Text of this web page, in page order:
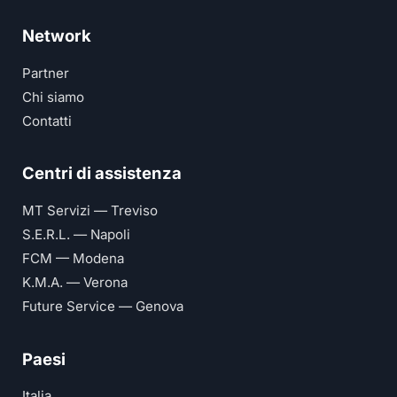
Network
Partner
Chi siamo
Contatti
Centri di assistenza
MT Servizi — Treviso
S.E.R.L. — Napoli
FCM — Modena
K.M.A. — Verona
Future Service — Genova
Paesi